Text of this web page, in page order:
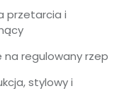
przetarcia i
regulowany rzep
stylowy i